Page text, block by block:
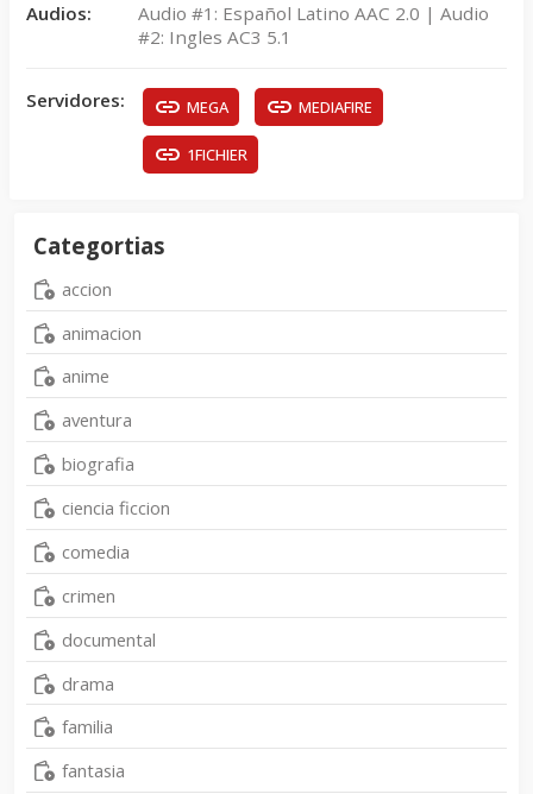
Audios:
Audio #1: Español Latino AAC 2.0 | Audio
#2: Ingles AC3 5.1
Servidores: MEGA MEDIAFIRE
1FICHIER
Categortias
accion
animacion
anime
aventura
biografia
ciencia ficcion
comedia
crimen
documental
drama
familia
fantasia